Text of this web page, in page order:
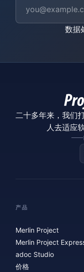
数据
二十多年来，我们
人去适应
产品
Merlin Project
Merlin Project
adoc Studio
价格